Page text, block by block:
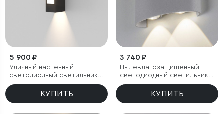
5 900 ₽
Уличный настенный
светодиодный светильник
Techno LED IP54 с
регулировкой лучей
КУПИТЬ
3 740 ₽
Пылевлагозащищенный
светодиодный светильник
Twinky Double серый IP54
КУПИТЬ